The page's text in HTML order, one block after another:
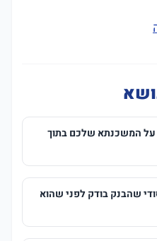
על המשכנתא שלכם בתוך
שהבנק בודק לפני שהוא